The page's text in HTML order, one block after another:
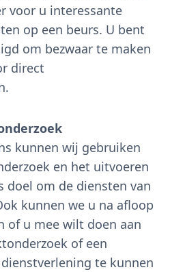
voor u interessante
op een beurs. U bent
om bezwaar te maken
direct
kunnen wij gebruiken
en het uitvoeren
doel om de diensten van
kunnen we u na afloop
of u mee wilt doen aan
of een
te kunnen